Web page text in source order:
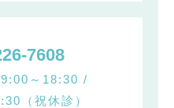
7608
～18:30 /
（祝休診）